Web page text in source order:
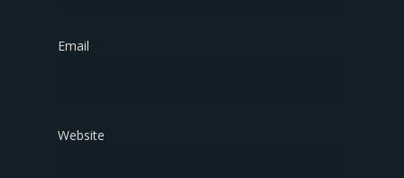
Email
Website